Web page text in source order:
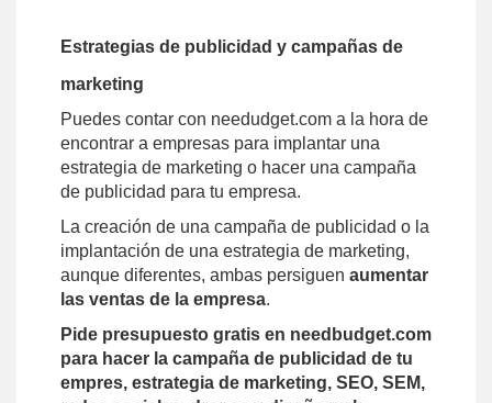
Estrategias de publicidad y campañas de
marketing
Puedes contar con needudget.com a la hora de
encontrar a empresas para implantar una
estrategia de marketing o hacer una campaña
de publicidad para tu empresa.
La creación de una campaña de publicidad o la
implantación de una estrategia de marketing,
aunque diferentes, ambas persiguen aumentar
las ventas de la empresa.
Pide presupuesto gratis en needbudget.com
para hacer la campaña de publicidad de tu
empres, estrategia de marketing, SEO, SEM,